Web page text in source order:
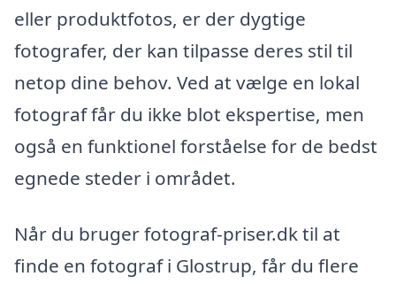
eller produktfotos, er der dygtige
fotografer, der kan tilpasse deres stil til
netop dine behov. Ved at vælge en lokal
fotograf får du ikke blot ekspertise, men
også en funktionel forståelse for de bedst
egnede steder i området.
Når du bruger fotograf-priser.dk til at
finde en fotograf i Glostrup, får du flere